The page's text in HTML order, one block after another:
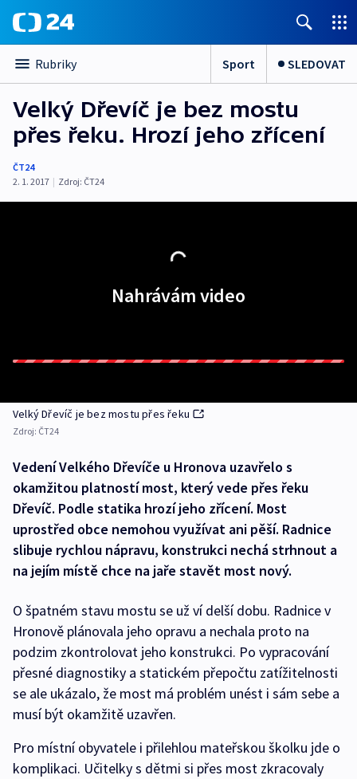
Rubriky Sport SLEDOVAT
Velký Dřevíč je bez mostu
přes řeku. Hrozí jeho zřícení
ČT24
2. 1. 2017 | Zdroj: ČT24
Nahrávám video
Velký Dřevíč je bez mostu přes řeku
Zdroj: ČT24
Vedení Velkého Dřevíče u Hronova uzavřelo s
okamžitou platností most, který vede přes řeku
Dřevíč. Podle statika hrozí jeho zřícení. Most
uprostřed obce nemohou využívat ani pěší. Radnice
slibuje rychlou nápravu, konstrukci nechá strhnout a
na jejím místě chce na jaře stavět most nový.
O špatném stavu mostu se už ví delší dobu. Radnice v
Hronově plánovala jeho opravu a nechala proto na
podzim zkontrolovat jeho konstrukci. Po vypracování
přesné diagnostiky a statickém přepočtu zatížitelnosti
se ale ukázalo, že most má problém unést i sám sebe a
musí být okamžitě uzavřen.
Pro místní obyvatele i přilehlou mateřskou školku jde o
komplikaci. Učitelky s dětmi si přes most zkracovaly